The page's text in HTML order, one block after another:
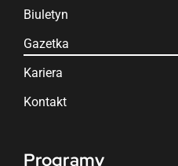
Biuletyn
Gazetka
Kariera
Kontakt
Programy